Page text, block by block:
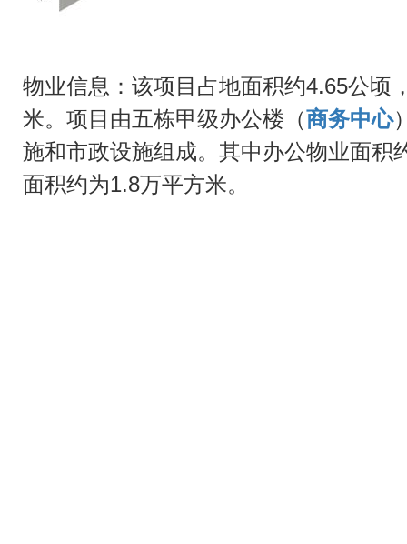
物业信息：该项目占地面积约4.65公顷
米。项目由五栋甲级办公楼（商务中心
施和市政设施组成。其中办公物业面积
面积约为1.8万平方米。